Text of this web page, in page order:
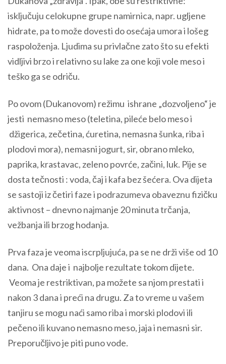
isključuju celokupne grupe namirnica, napr. ugljene
hidrate, pa to može dovesti do osećaja umora i lošeg
raspoloženja. Ljudima su privlačne zato što su efekti
vidljivi brzo i relativno su lake za one koji vole meso i
teško ga se odriču.
Po ovom (Dukanovom) režimu ishrane „dozvoljeno“ je
jesti nemasno meso (teletina, pileće belo meso i
džigerica, zečetina, ćuretina, nemasna šunka, riba i
plodovi mora), nemasni jogurt, sir, obrano mleko,
paprika, krastavac, zeleno povrće, začini, luk. Pije se
dosta tečnosti : voda, čaj i kafa bez šećera. Ova dijeta
se sastoji iz četiri faze i podrazumeva obaveznu fizičku
aktivnost – dnevno najmanje 20 minuta trčanja,
vežbanja ili brzog hodanja.
Prva faza je veoma iscrpljujuća, pa se ne drži više od 10
dana. Ona daje i najbolje rezultate tokom dijete.
Veoma je restriktivan, pa možete sa njom prestati i
nakon 3 dana i preći na drugu. Za to vreme u vašem
tanjiru se mogu naći samo riba i morski plodovi ili
pečeno ili kuvano nemasno meso, jaja i nemasni sir.
Preporučljivo je piti puno vode.